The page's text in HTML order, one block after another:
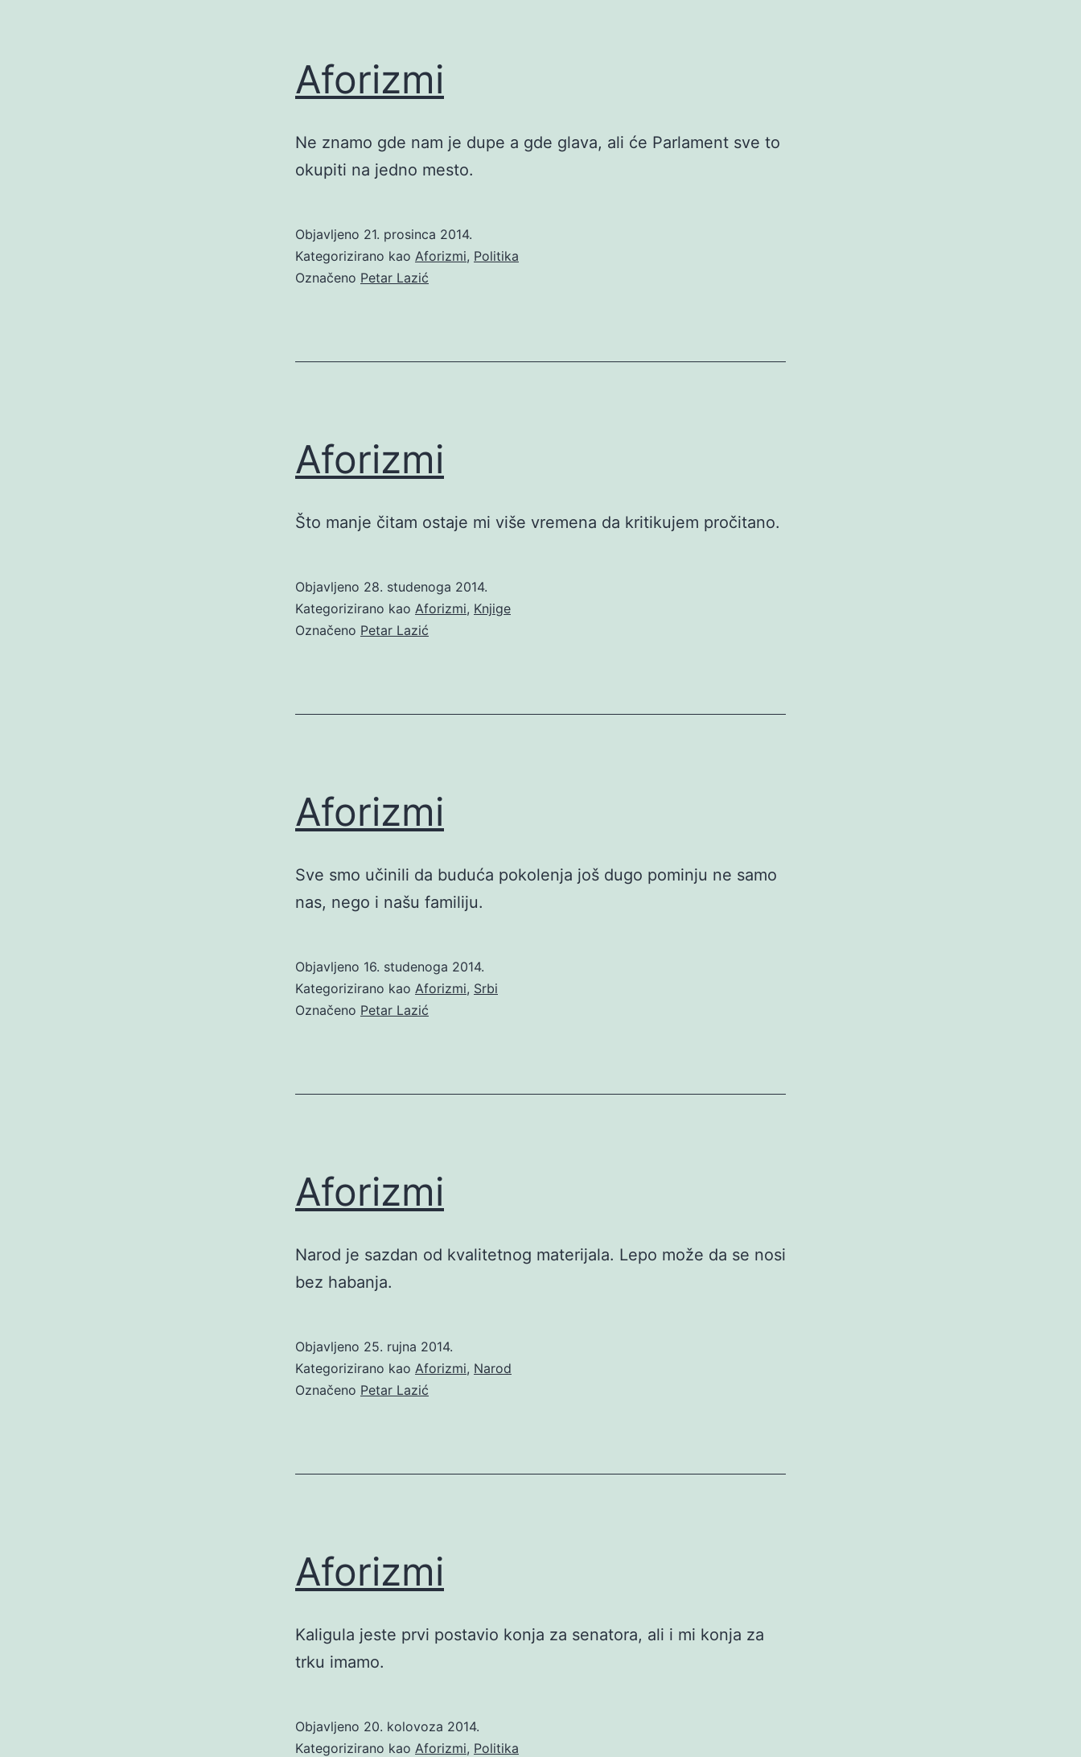
Aforizmi
Ne znamo gde nam je dupe a gde glava, ali će Parlament sve to
okupiti na jedno mesto.
Objavljeno 21. prosinca 2014.
Kategorizirano kao Aforizmi, Politika
Označeno Petar Lazić
Aforizmi
Što manje čitam ostaje mi više vremena da kritikujem pročitano.
Objavljeno 28. studenoga 2014.
Kategorizirano kao Aforizmi, Knjige
Označeno Petar Lazić
Aforizmi
Sve smo učinili da buduća pokolenja još dugo pominju ne samo
nas, nego i našu familiju.
Objavljeno 16. studenoga 2014.
Kategorizirano kao Aforizmi, Srbi
Označeno Petar Lazić
Aforizmi
Narod je sazdan od kvalitetnog materijala. Lepo može da se nosi
bez habanja.
Objavljeno 25. rujna 2014.
Kategorizirano kao Aforizmi, Narod
Označeno Petar Lazić
Aforizmi
Kaligula jeste prvi postavio konja za senatora, ali i mi konja za
trku imamo.
Objavljeno 20. kolovoza 2014.
Kategorizirano kao Aforizmi, Politika